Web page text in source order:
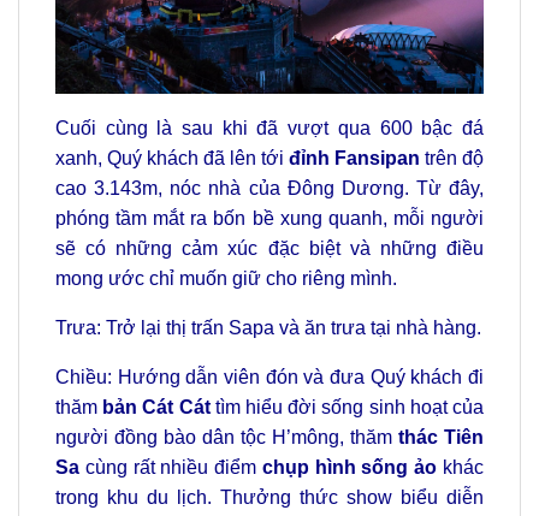
Cuối cùng là sau khi đã vượt qua 600 bậc đá
xanh, Quý khách đã lên tới đỉnh Fansipan trên độ
cao 3.143m, nóc nhà của Đông Dương. Từ đây,
phóng tầm mắt ra bốn bề xung quanh, mỗi người
sẽ có những cảm xúc đặc biệt và những điều
mong ước chỉ muốn giữ cho riêng mình.
Trưa: Trở lại thị trấn Sapa và ăn trưa tại nhà hàng.
Chiều: Hướng dẫn viên đón và đưa Quý khách đi
thăm bản Cát Cát tìm hiểu đời sống sinh hoạt của
người đồng bào dân tộc H’mông, thăm thác Tiên
Sa cùng rất nhiều điểm chụp hình sống ảo khác
trong khu du lịch. Thưởng thức show biểu diễn